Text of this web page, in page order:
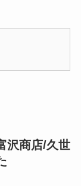
沢商店/久世